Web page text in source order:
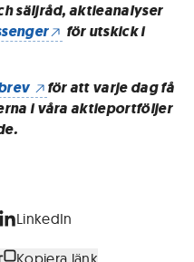
säljråd, aktieanalyser
för utskick i
för att varje dag få
i våra aktieportföljer
LinkedIn
Kopiera länk